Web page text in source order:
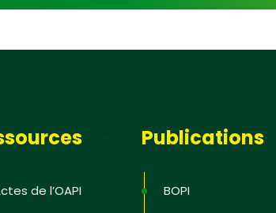
de l’OAPI
Publications
BOPI
les dernières
pour protéger et